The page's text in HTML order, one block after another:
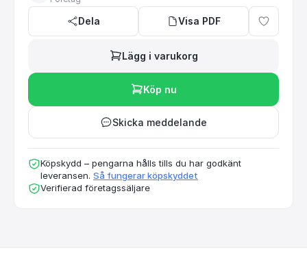
Dela Visa PDF
Lägg i varukorg
Köp nu
Skicka meddelande
Köpskydd – pengarna hålls tills du har godkänt
leveransen. Så fungerar köpskyddet
Verifierad företagssäljare